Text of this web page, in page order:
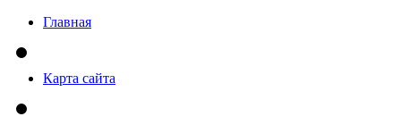
Главная
Карта сайта